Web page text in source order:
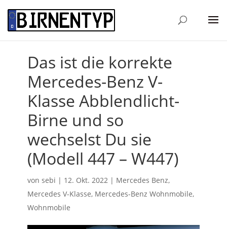
Das ist die korrekte
Mercedes-Benz V-
Klasse Abblendlicht-
Birne und so
wechselst Du sie
(Modell 447 – W447)
von sebi | 12. Okt. 2022 | Mercedes Benz,
Mercedes V-Klasse, Mercedes-Benz Wohnmobile,
Wohnmobile